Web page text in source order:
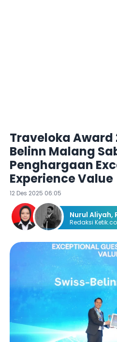
Traveloka Award
Belinn Malang
Penghargaan
Experience Value
12 Des 2025 06:05
Nurul Aliyah,
Redaksi